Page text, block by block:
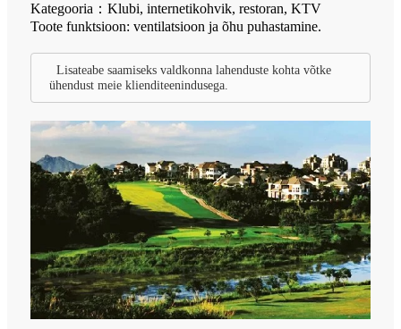
Kategooria：Klubi, internetikohvik, restoran, KTV
Toote funktsioon: ventilatsioon ja õhu puhastamine.
Lisateabe saamiseks valdkonna lahenduste kohta võtke
ühendust meie klienditeenindusega.